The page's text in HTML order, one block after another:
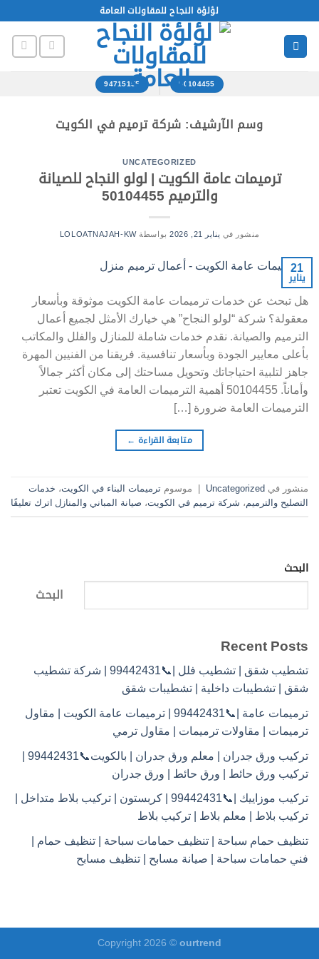
لؤلؤة النجاح للمقاولات العامة
50104455
94715155
وسم الآرشيف: شركة ترميم في الكويت
UNCATEGORIZED
ترميمات عامة الكويت | لولو النجاح للصيانة
والترميم 50104455
منشور في يناير 21, 2026 بواسطةLOLOATNAJAH-KW
21
يناير
هل تبحث عن خدمات ترميمات عامة الكويت موثوقة وبأسعار
معقولة؟ شركة “لولو النجاح” هي خيارك الأمثل لجميع أعمال
الترميم والصيانة. نقدم خدمات شاملة للمنازل والفلل والمكاتب
بأعلى معايير الجودة وبأسعار تنافسية. فريقنا من الفنيين المهرة
جاهز لتلبية احتياجاتك وتحويل مساحتك إلى مكان أكثر جمالاً
وأماناً. 50104455 أهمية الترميمات العامة في الكويت تعتبر
الترميمات العامة ضرورة […]
متابعة القراءة ←
منشور في Uncategorized موسوم ترميمات البناء في الكويت، خدمات
التصليح والترميم، شركة ترميم في الكويت، صيانة المباني والمنازل اترك تعليقًا
البحث
البحث
Recent Posts
تشطيب شقق | تشطيب فلل |📞99442431 | شركة تشطيب
شقق | تشطيبات داخلية | تشطيبات شقق
ترميمات عامة |📞99442431 | ترميمات عامة الكويت | مقاول
ترميمات | مقاولات ترميمات | مقاول ترمي
تركيب ورق حائط | ورق حائط | ورق جدران
تركيب موزاييك |📞99442431 | كربستون | تركيب بلاط متداخل |
تركيب بلاط | معلم بلاط | تركيب بلاط
تنظيف حمام سباحة | تنظيف حمامات سباحة | تنظيف حمام |
فني حمامات سباحة | صيانة مسابح | تنظيف مسابح
Copyright 2026 © ourtrend